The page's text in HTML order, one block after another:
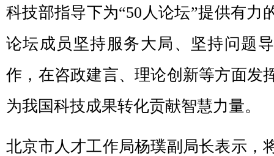
科技部指导下为“50人论坛”提供有力
论坛成员坚持服务大局、坚持问题
作，在咨政建言、理论创新等方面发
为我国科技成果转化贡献智慧力量。
北京市人才工作局杨璞副局长表示，